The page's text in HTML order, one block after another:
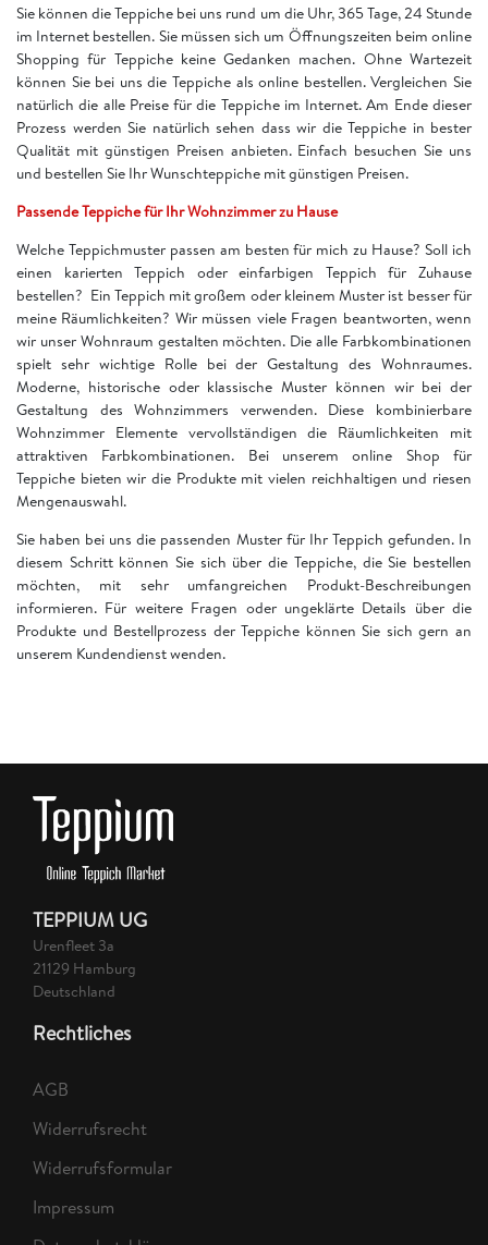
Sie können die Teppiche bei uns rund um die Uhr, 365 Tage, 24 Stunde
im Internet bestellen. Sie müssen sich um Öffnungszeiten beim online
Shopping für Teppiche keine Gedanken machen. Ohne Wartezeit
können Sie bei uns die Teppiche als online bestellen. Vergleichen Sie
natürlich die alle Preise für die Teppiche im Internet. Am Ende dieser
Prozess werden Sie natürlich sehen dass wir die Teppiche in bester
Qualität mit günstigen Preisen anbieten. Einfach besuchen Sie uns
und bestellen Sie Ihr Wunschteppiche mit günstigen Preisen.
Passende Teppiche für Ihr Wohnzimmer zu Hause
Welche Teppichmuster passen am besten für mich zu Hause? Soll ich
einen karierten Teppich oder einfarbigen Teppich für Zuhause
bestellen? Ein Teppich mit großem oder kleinem Muster ist besser für
meine Räumlichkeiten? Wir müssen viele Fragen beantworten, wenn
wir unser Wohnraum gestalten möchten. Die alle Farbkombinationen
spielt sehr wichtige Rolle bei der Gestaltung des Wohnraumes.
Moderne, historische oder klassische Muster können wir bei der
Gestaltung des Wohnzimmers verwenden. Diese kombinierbare
Wohnzimmer Elemente vervollständigen die Räumlichkeiten mit
attraktiven Farbkombinationen. Bei unserem online Shop für
Teppiche bieten wir die Produkte mit vielen reichhaltigen und riesen
Mengenauswahl.
Sie haben bei uns die passenden Muster für Ihr Teppich gefunden. In
diesem Schritt können Sie sich über die Teppiche, die Sie bestellen
möchten, mit sehr umfangreichen Produkt-Beschreibungen
informieren. Für weitere Fragen oder ungeklärte Details über die
Produkte und Bestellprozess der Teppiche können Sie sich gern an
unserem Kundendienst wenden.
TEPPIUM UG
Urenfleet 3a
21129 Hamburg
Deutschland
Rechtliches
AGB
Widerrufsrecht
Widerrufsformular
Impressum